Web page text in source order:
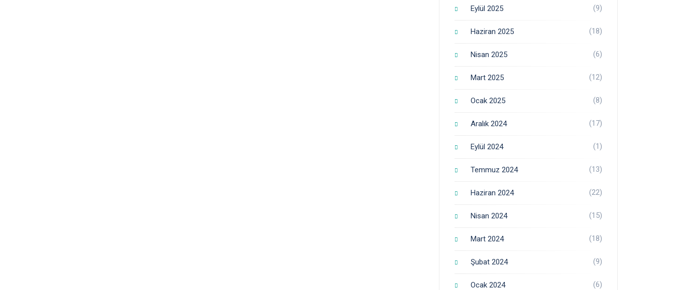
Eylül 2025 (9)
Haziran 2025 (18)
Nisan 2025 (6)
Mart 2025 (12)
Ocak 2025 (8)
Aralık 2024 (17)
Eylül 2024 (1)
Temmuz 2024 (13)
Haziran 2024 (22)
Nisan 2024 (15)
Mart 2024 (18)
Şubat 2024 (9)
Ocak 2024 (6)